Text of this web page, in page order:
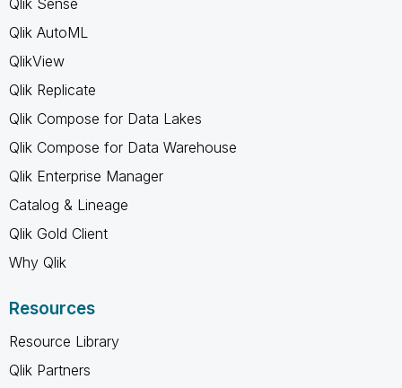
Qlik AutoML
QlikView
Qlik Replicate
Qlik Compose for Data Lakes
Qlik Compose for Data Warehouse
Qlik Enterprise Manager
Catalog & Lineage
Qlik Gold Client
Why Qlik
Resources
Resource Library
Qlik Partners